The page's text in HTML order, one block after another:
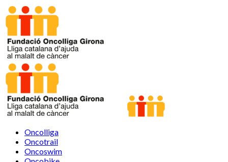
Oncolliga
Oncotrail
Oncoswim